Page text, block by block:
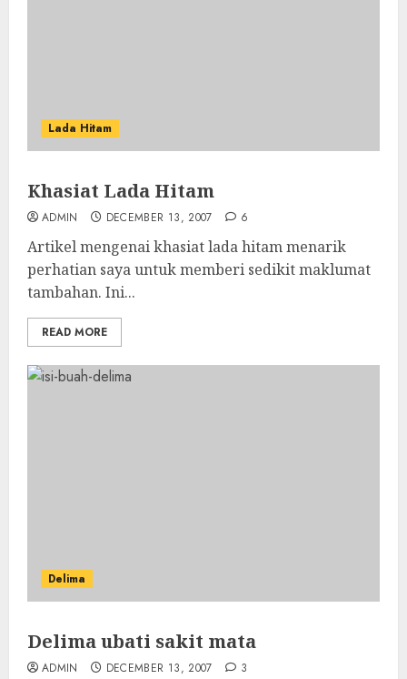
Lada Hitam
Khasiat Lada Hitam
ADMIN DECEMBER 13, 2007 6
Artikel mengenai khasiat lada hitam menarik
perhatian saya untuk memberi sedikit maklumat
tambahan. Ini...
READ MORE
Delima
Delima ubati sakit mata
ADMIN DECEMBER 13, 2007 3